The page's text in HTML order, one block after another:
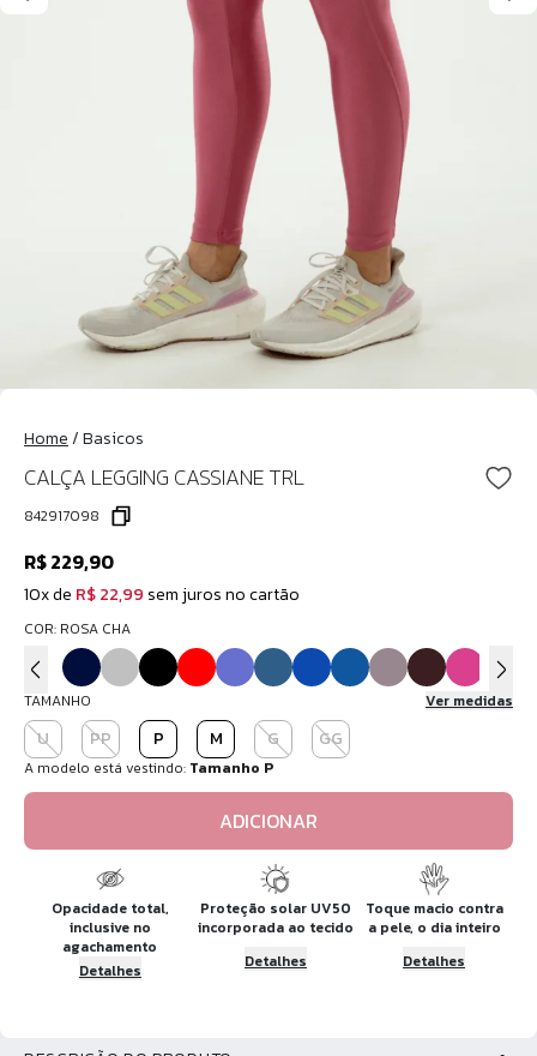
Home/Basicos
CALÇA LEGGING CASSIANE TRL
842917098
R$ 229,90
10x de R$ 22,99 sem juros no cartão
COR: ROSA CHA
TAMANHO Ver medidas
U PP P M G GG
A modelo está vestindo: Tamanho P
ADICIONAR
Opacidade total,
inclusive no
agachamento
Detalhes
Proteção solar UV50
incorporada ao tecido
Detalhes
Toque macio contra
a pele, o dia inteiro
Detalhes